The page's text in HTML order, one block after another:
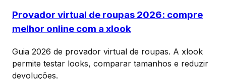
Provador virtual de roupas 2026: compre
melhor online com a xlook
Guia 2026 de provador virtual de roupas. A xlook
permite testar looks, comparar tamanhos e reduzir
devoluções.